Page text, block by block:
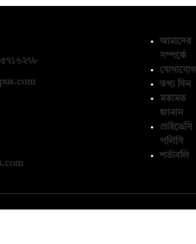
আমাদের
সম্পর্কে
যোগাযোগ
তথ্য দিন
মতামত
জানান
প্রাইভেসি
পলিসি
শর্তাবলি
2026, দ্য ডেইলি ক্যাম্পাস লিমিটেড